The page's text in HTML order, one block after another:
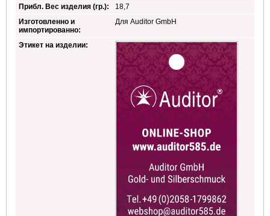
Прибл. Вес изделия (гр.):
18,7
Изготовленно и
импортированно:
Для Auditor GmbH
Этикет на изделии: